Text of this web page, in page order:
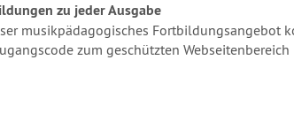
zu jeder Ausgabe
musikpädagogisches Fortbildungsangebot
zum geschützten